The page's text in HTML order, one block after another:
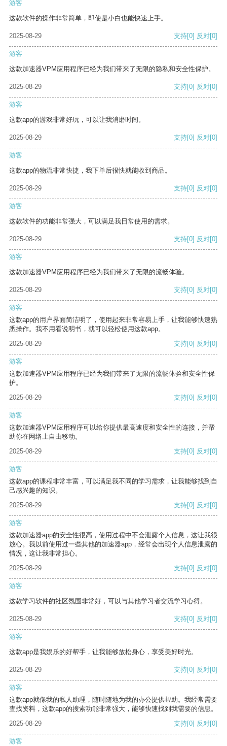
游客
这款软件的操作非常简单，即使是小白也能快速上手。
2025-08-29 支持[0] 反对[0]
游客
这款加速器VPM应用程序已经为我们带来了无限的隐私和安全性保护。
2025-08-29 支持[0] 反对[0]
游客
这款app的游戏非常好玩，可以让我消磨时间。
2025-08-29 支持[0] 反对[0]
游客
这款app的物流非常快捷，我下单后很快就能收到商品。
2025-08-29 支持[0] 反对[0]
游客
这款软件的功能非常强大，可以满足我日常使用的需求。
2025-08-29 支持[0] 反对[0]
游客
这款加速器VPM应用程序已经为我们带来了无限的流畅体验。
2025-08-29 支持[0] 反对[0]
游客
这款app的用户界面简洁明了，使用起来非常容易上手，让我能够快速熟
悉操作。我不用看说明书，就可以轻松使用这款app。
2025-08-29
支持[0] 反对[0]
游客
这款加速器VPM应用程序已经为我们带来了无限的流畅体验和安全性保
护。
2025-08-29
支持[0] 反对[0]
游客
这款加速器VPM应用程序可以给你提供最高速度和安全性的连接，并帮
助你在网络上自由移动。
2025-08-29
支持[0] 反对[0]
游客
这款app的课程非常丰富，可以满足我不同的学习需求，让我能够找到自
己感兴趣的知识。
2025-08-29
支持[0] 反对[0]
游客
这款加速器app的安全性很高，使用过程中不会泄露个人信息，这让我很
放心。我以前使用过一些其他的加速器app，经常会出现个人信息泄露的
情况，这让我非常担心。
2025-08-29
支持[0] 反对[0]
游客
这款学习软件的社区氛围非常好，可以与其他学习者交流学习心得。
2025-08-29 支持[0] 反对[0]
游客
这款app是我娱乐的好帮手，让我能够放松身心，享受美好时光。
2025-08-29 支持[0] 反对[0]
游客
这款app就像我的私人助理，随时随地为我的办公提供帮助。我经常需要
查找资料，这款app的搜索功能非常强大，能够快速找到我需要的信息。
2025-08-29
支持[0] 反对[0]
游客